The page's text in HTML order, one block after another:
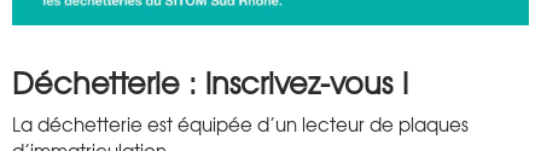
Déchetterie : inscrivez-vous !
La déchetterie est équipée d’un lecteur de plaques